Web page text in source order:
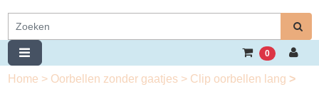
0
Home > Oorbellen zonder gaatjes > Clip oorbellen lang >